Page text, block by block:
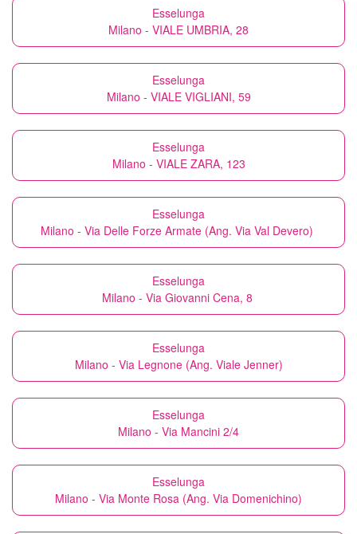
Esselunga
Milano - VIALE UMBRIA, 28
Esselunga
Milano - VIALE VIGLIANI, 59
Esselunga
Milano - VIALE ZARA, 123
Esselunga
Milano - Via Delle Forze Armate (Ang. Via Val Devero)
Esselunga
Milano - Via Giovanni Cena, 8
Esselunga
Milano - Via Legnone (Ang. Viale Jenner)
Esselunga
Milano - Via Mancini 2/4
Esselunga
Milano - Via Monte Rosa (Ang. Via Domenichino)